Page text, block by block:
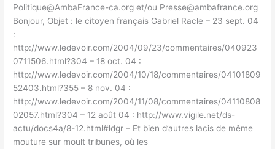
Politique@AmbaFrance-ca.org et/ou Presse@ambafrance.org
Bonjour, Objet : le citoyen français Gabriel Racle – 23 sept. 04
:
http://www.ledevoir.com/2004/09/23/commentaires/040923
0711506.html?304 – 18 oct. 04 :
http://www.ledevoir.com/2004/10/18/commentaires/04101809
52403.html?355 – 8 nov. 04 :
http://www.ledevoir.com/2004/11/08/commentaires/04110808
02057.html?304 – 12 août 04 : http://www.vigile.net/ds-
actu/docs4a/8-12.html#ldgr – Et bien d’autres lacis de même
mouture sur moult tribunes, où les